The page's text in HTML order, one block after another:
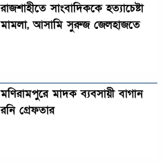
রাজশাহীতে সাংবাদিককে হত্যাচেষ্টা
মামলা, আসামি সুরুজ জেলহাজতে
মণিরামপুরে মাদক ব্যবসায়ী বাগান
রনি গ্রেফতার